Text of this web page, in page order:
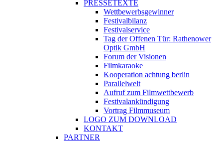
PRESSETEXTE
Wettbewerbsgewinner
Festivalbilanz
Festivalservice
Tag der Offenen Tür: Rathenower
Optik GmbH
Forum der Visionen
Filmkaraoke
Kooperation achtung berlin
Parallelwelt
Aufruf zum Filmwettbewerb
Festivalankündigung
Vortrag Filmmuseum
LOGO ZUM DOWNLOAD
KONTAKT
PARTNER